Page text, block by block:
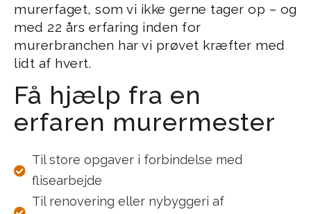
murerfaget, som vi ikke gerne tager op – og
med 22 års erfaring inden for
murerbranchen har vi prøvet kræfter med
lidt af hvert.
Få hjælp fra en
erfaren murermester
Til store opgaver i forbindelse med
flisearbejde
Til renovering eller nybyggeri af